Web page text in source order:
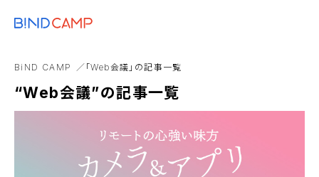
まとめ
BiND CAMP 「Web会議」の記事一覧
“Web会議”の記事一覧